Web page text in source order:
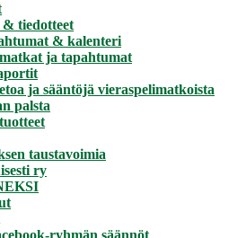
tiedotteet
& kalenteri
ja tapahtumat
ja sääntöjä vieraspelimatkoista
palsta
taustavoimia
ry
ryhmän säännöt